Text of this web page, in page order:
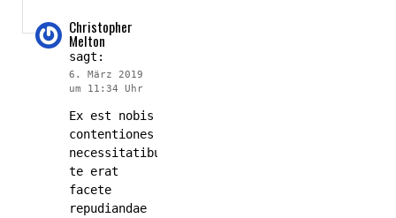
Christopher
Melton
sagt:
6. März 2019
um 11:34 Uhr
Ex est nobis
contentiones
necessitatibus,
te erat
facete
repudiandae